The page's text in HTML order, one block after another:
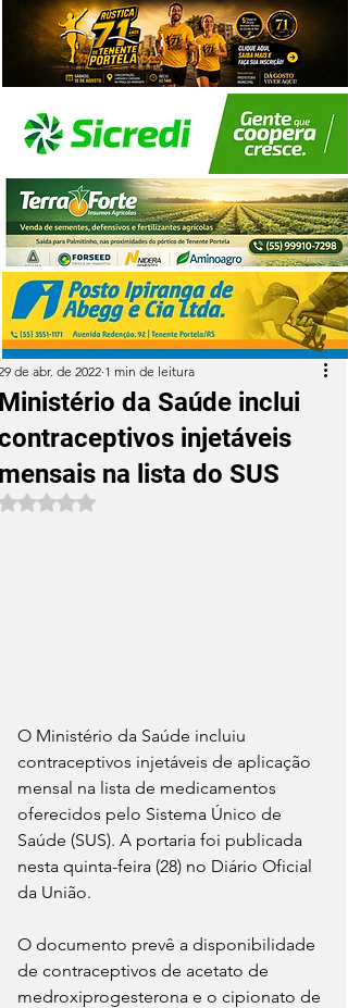
da Saúde inclui
injetáveis
na lista do SUS
de abr. de 2022 1 min de leitura
Avaliado com NaN de 5 estrelas.
O Ministério da Saúde incluiu
contraceptivos injetáveis de aplicação
mensal na lista de medicamentos
oferecidos pelo Sistema Único de
Saúde (SUS). A portaria foi publicada
nesta quinta-feira (28) no Diário Oficial
da União.
O documento prevê a disponibilidade
de contraceptivos de acetato de
medroxiprogesterona e o cipionato de